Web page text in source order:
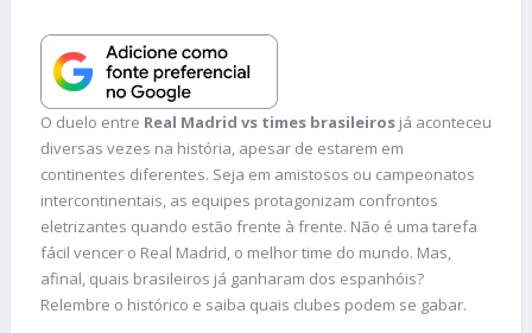
O duelo entre Real Madrid vs times brasileiros já aconteceu
diversas vezes na história, apesar de estarem em
continentes diferentes. Seja em amistosos ou campeonatos
intercontinentais, as equipes protagonizam confrontos
eletrizantes quando estão frente à frente. Não é uma tarefa
fácil vencer o Real Madrid, o melhor time do mundo. Mas,
afinal, quais brasileiros já ganharam dos espanhóis?
Relembre o histórico e saiba quais clubes podem se gabar.